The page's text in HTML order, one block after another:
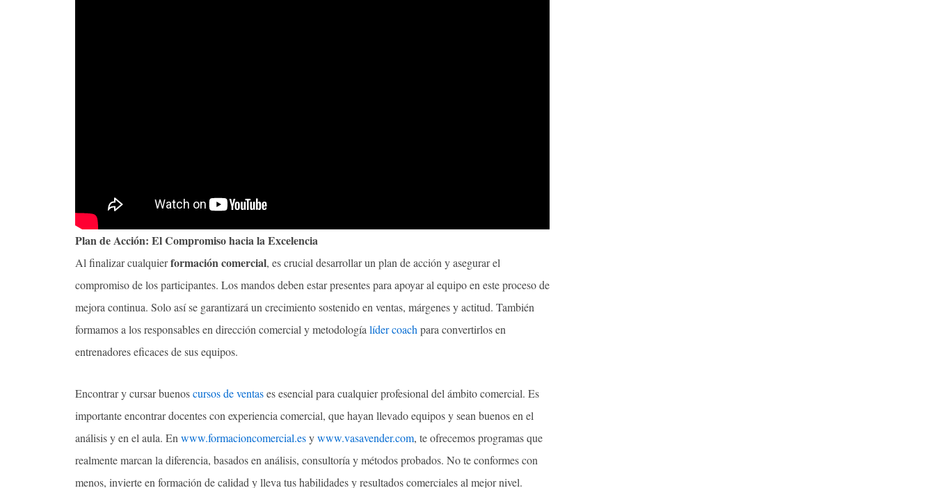
Plan de Acción: El Compromiso hacia la Excelencia
Al finalizar cualquierformación comercial, es crucial desarrollar un plan de acción y asegurar el
compromiso de los participantes. Los mandos deben estar presentes para apoyar al equipo en este proceso de
mejora continua. Solo así se garantizará un crecimiento sostenido en ventas, márgenes y actitud. También
formamos a los responsables en dirección comercial y metodología líder coach para convertirlos en
entrenadores eficaces de sus equipos.
Encontrar y cursar buenoscursos de ventases esencial para cualquier profesional del ámbito comercial. Es
importante encontrar docentes con experiencia comercial, que hayan llevado equipos y sean buenos en el
análisis y en el aula. En www.formacioncomercial.esywww.vasavender.com, te ofrecemos programas que
realmente marcan la diferencia, basados en análisis, consultoría y métodos probados. No te conformes con
menos, invierte en formación de calidad y lleva tus habilidades y resultados comerciales al mejor nivel.